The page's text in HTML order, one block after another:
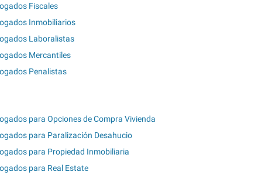
Fiscales
Inmobiliarios
Laboralistas
Mercantiles
Penalistas
para Opciones de Compra Vivienda
para Paralización Desahucio
para Propiedad Inmobiliaria
para Real Estate